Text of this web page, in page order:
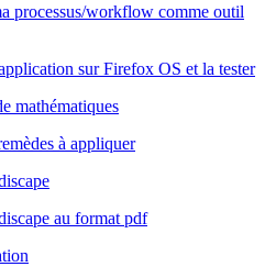
processus/workflow comme outil
sur Firefox OS et la tester
mathématiques
à appliquer
au format pdf